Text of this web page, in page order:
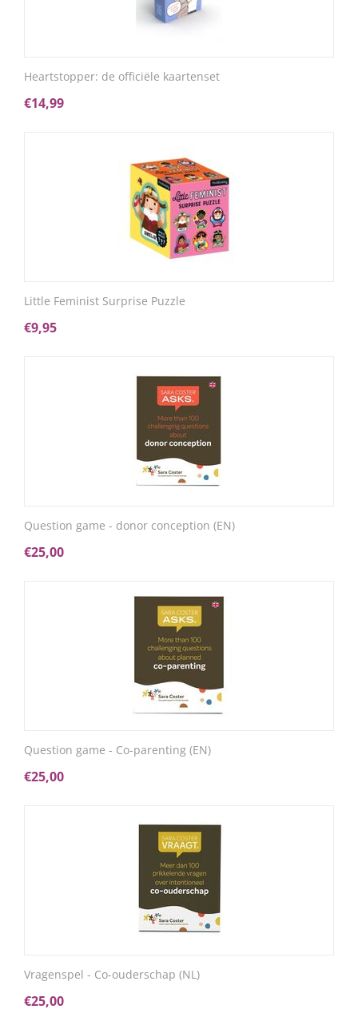
Heartstopper: de officiële kaartenset
€14,99
Little Feminist Surprise Puzzle
€9,95
Question game - donor conception (EN)
€25,00
Question game - Co-parenting (EN)
€25,00
Vragenspel - Co-ouderschap (NL)
€25,00